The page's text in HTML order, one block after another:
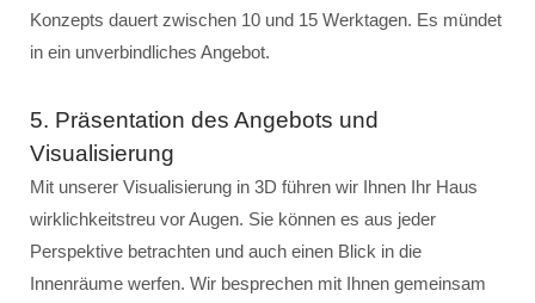
Konzepts dauert zwischen 10 und 15 Werktagen. Es mündet
in ein unverbindliches Angebot.
5. Präsentation des Angebots und
Visualisierung
Mit unserer Visualisierung in 3D führen wir Ihnen Ihr Haus
wirklichkeitstreu vor Augen. Sie können es aus jeder
Perspektive betrachten und auch einen Blick in die
Innenräume werfen. Wir besprechen mit Ihnen gemeinsam